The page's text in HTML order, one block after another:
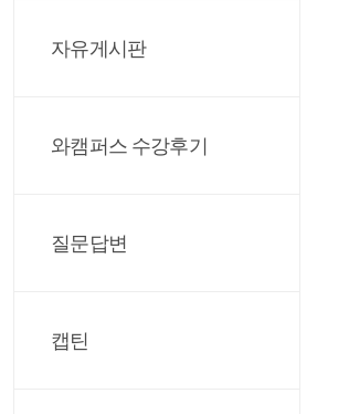
자유게시판
와캠퍼스 수강후기
질문답변
캡틴